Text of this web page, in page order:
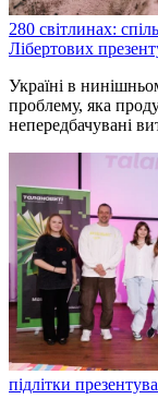
280 світлинах:
Лібертових
Україні в
проблему, яка
непередбачувані
підлітки